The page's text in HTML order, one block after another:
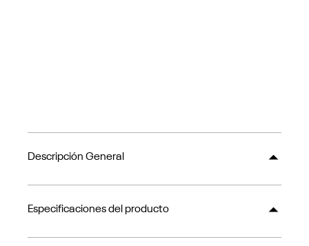
Descripción General
Especificaciones del producto